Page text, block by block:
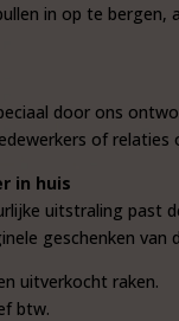
in op te
door ons
of
in huis
uitstraling past
geschenken van
uitverkocht raken.
btw.